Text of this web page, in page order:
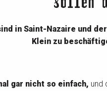
in Saint-Nazaire und
Klein zu
gar nicht so einfach, und